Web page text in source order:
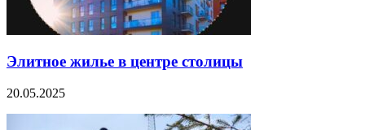
Элитное жилье в центре столицы
20.05.2025